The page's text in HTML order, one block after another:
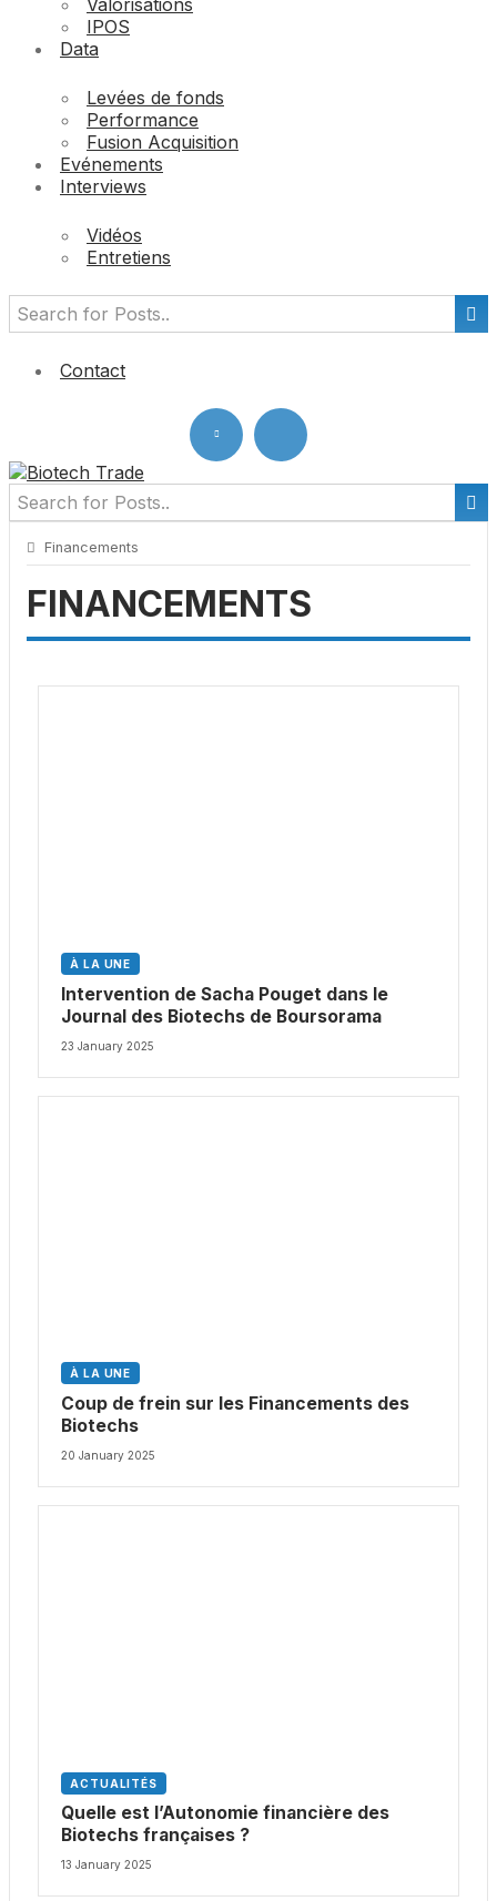
Valorisations
IPOS
Data
Levées de fonds
Performance
Fusion Acquisition
Evénements
Interviews
Vidéos
Entretiens
Contact
Financements
FINANCEMENTS
À LA UNE
Intervention de Sacha Pouget dans le
Journal des Biotechs de Boursorama
23 January 2025
À LA UNE
Coup de frein sur les Financements des
Biotechs
20 January 2025
ACTUALITÉS
Quelle est l’Autonomie financière des
Biotechs françaises ?
13 January 2025